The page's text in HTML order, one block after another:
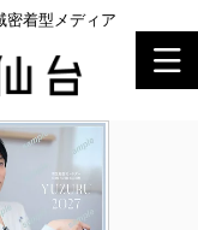
密着型メディア